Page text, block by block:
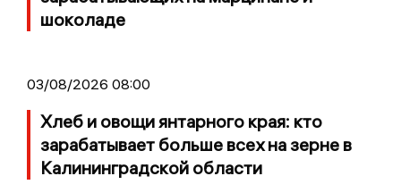
шоколаде
03/08/2026 08:00
Хлеб и овощи янтарного края: кто
зарабатывает больше всех на зерне в
Калининградской области